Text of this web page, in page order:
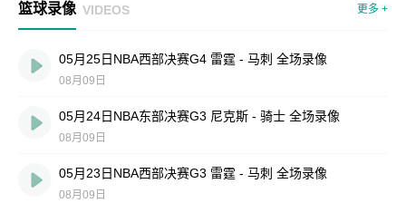
篮球录像 VIDEOS 更多 +
05月25日NBA西部决赛G4 雷霆 - 马刺 全场录像
08月09日
05月24日NBA东部决赛G3 尼克斯 - 骑士 全场录像
08月09日
05月23日NBA西部决赛G3 雷霆 - 马刺 全场录像
08月09日